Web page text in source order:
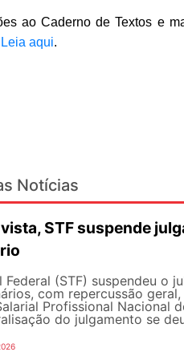
ao Caderno de Textos e
Leia aqui.
Notícias
STF suspende
Federal (STF) suspendeu o
com repercussão
Profissional Nacional
do julgamento se